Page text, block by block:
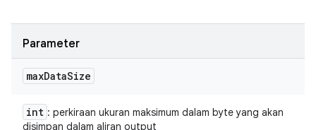
Parameter
maxDataSize
int : perkiraan ukuran maksimum dalam byte yang akan
disimpan dalam aliran output